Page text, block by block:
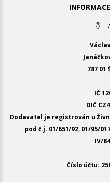
787 01
IČ
DIČ
Dodavatel je registrován u
pod č.j. 01/651/92, 01/95/
IV/
Číslo účtu: